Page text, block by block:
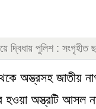
দ্বিধায় পুলিশ : সংগৃহীত
অস্ত্রসহ জাতীয়
অস্ত্রটি আসল